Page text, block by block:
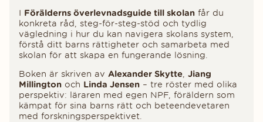
I Förälderns överlevnadsguide till skolan får du
konkreta råd, steg-för-steg-stöd och tydlig
vägledning i hur du kan navigera skolans system,
förstå ditt barns rättigheter och samarbeta med
skolan för att skapa en fungerande lösning.
Boken är skriven av Alexander Skytte, Jiang
Millington och Linda Jensen – tre röster med olika
perspektiv: läraren med egen NPF, föräldern som
kämpat för sina barns rätt och beteendevetaren
med forskningsperspektivet.